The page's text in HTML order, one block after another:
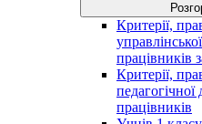
Критерії,
працівників
Критерії,
педагогічної
працівників